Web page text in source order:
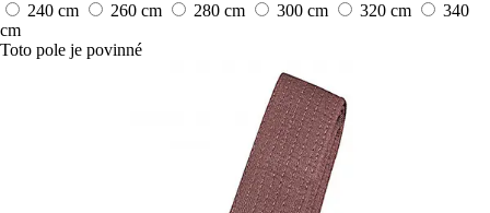
240 cm
260 cm 280 cm 300 cm 320 cm
340
cm
Toto pole je povinné